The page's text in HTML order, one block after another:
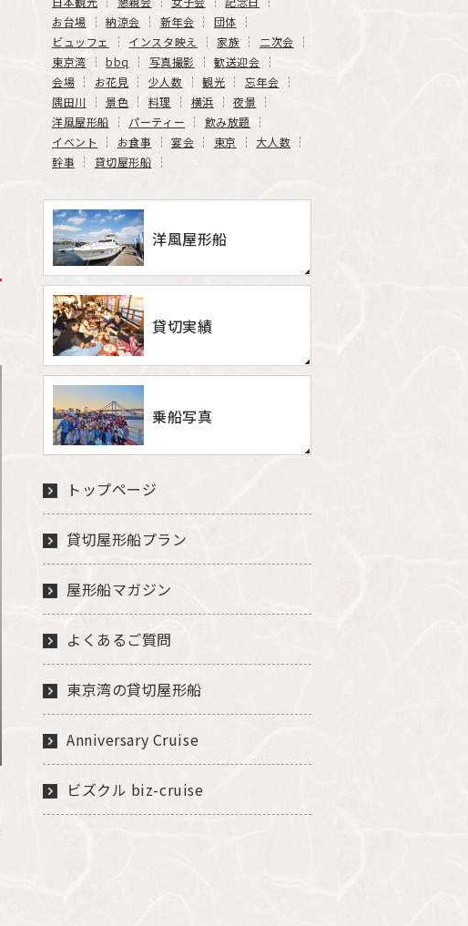
お台場
納涼会 新年会
団体
ビュッフェ
インスタ映え 家族
二次会
東京湾
bbq 写真撮影
歓送迎会
会場
お花見 少人数 観光
忘年会
隅田川
景色 料理 横浜
夜景
洋風屋形船
パーティー
飲み放題
イベント
お食事 宴会 東京
大人数
幹事
貸切屋形船
洋風屋形船
貸切実績
乗船写真
トップページ
貸切屋形船プラン
屋形船マガジン
よくあるご質問
東京湾の貸切屋形船
Anniversary Cruise
ビズクル biz-cruise